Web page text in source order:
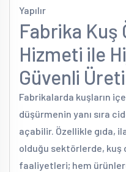
Yapılır
Fabrika Kuş
Hizmeti ile
Güvenli
Fabrikalarda kuşların
düşürmenin yanı sıra
açabilir. Özellikle gıda,
olduğu sektörlerde, kuş
faaliyetleri; hem